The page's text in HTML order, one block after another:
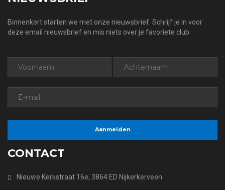
Binnenkort starten we met onze nieuwsbrief. Schrijf je in voor
deze email nieuwsbrief en mis niets over je favoriete club.
CONTACT
Nieuwe Kerkstraat 16e, 3864 ED Nijkerkerveen